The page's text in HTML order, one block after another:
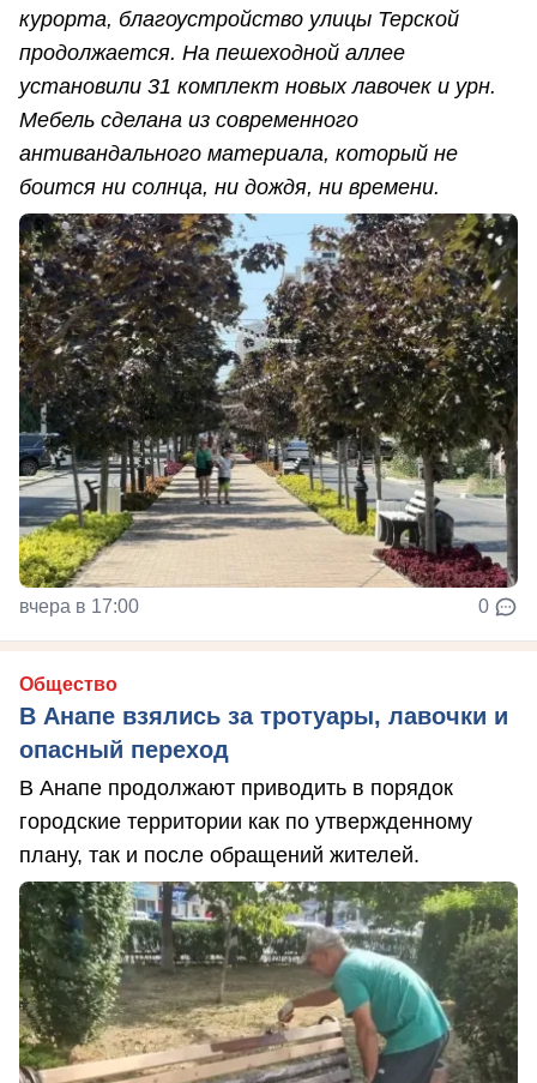
курорта, благоустройство улицы Терской
продолжается. На пешеходной аллее
установили 31 комплект новых лавочек и урн.
Мебель сделана из современного
антивандального материала, который не
боится ни солнца, ни дождя, ни времени.
вчера в 17:00 0
Общество
В Анапе взялись за тротуары, лавочки и
опасный переход
В Анапе продолжают приводить в порядок
городские территории как по утвержденному
плану, так и после обращений жителей.